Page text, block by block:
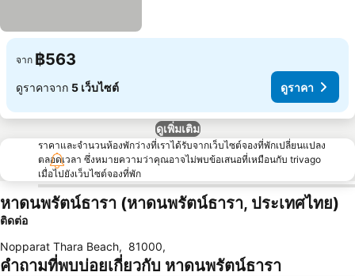
จาก ฿563
ดูราคาจาก 5 เว็บไซต์ ดูราคา
ดูเพิ่มเติม
ราคาและจำนวนห้องพักว่างที่เราได้รับจากเว็บไซต์จองที่พักเปลี่ยนแปลง
ตลอดเวลา ซึ่งหมายความว่าคุณอาจไม่พบข้อเสนอที่เหมือนกับ trivago
เมื่อไปยังเว็บไซต์จองที่พัก
หาดนพรัตน์ธารา (หาดนพรัตน์ธารา, ประเทศไทย)
ติดต่อ
Nopparat Thara Beach, 81000,
คำถามที่พบบ่อยเกี่ยวกับ หาดนพรัตน์ธารา